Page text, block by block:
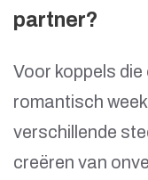
partner?
Voor koppels
romantisch
verschillende
creëren van